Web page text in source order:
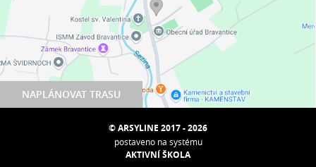
NAPLÁNOVAT TRASU
© ARSYLINE 2017 - 2026
postaveno na systému
AKTIVNÍ ŠKOLA